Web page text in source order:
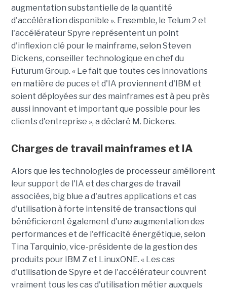
augmentation substantielle de la quantité
d'accélération disponible ». Ensemble, le Telum 2 et
l'accélérateur Spyre représentent un point
d'inflexion clé pour le mainframe, selon Steven
Dickens, conseiller technologique en chef du
Futurum Group. « Le fait que toutes ces innovations
en matière de puces et d'IA proviennent d'IBM et
soient déployées sur des mainframes est à peu près
aussi innovant et important que possible pour les
clients d'entreprise », a déclaré M. Dickens.
Charges de travail mainframes et IA
Alors que les technologies de processeur améliorent
leur support de l'IA et des charges de travail
associées, big blue a d'autres applications et cas
d'utilisation à forte intensité de transactions qui
bénéficieront également d'une augmentation des
performances et de l'efficacité énergétique, selon
Tina Tarquinio, vice-présidente de la gestion des
produits pour IBM Z et LinuxONE. « Les cas
d'utilisation de Spyre et de l'accélérateur couvrent
vraiment tous les cas d'utilisation métier auxquels